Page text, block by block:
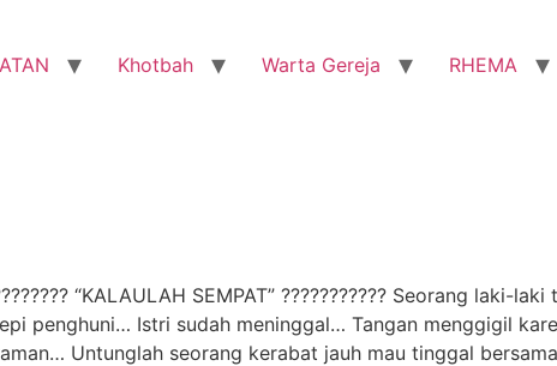
Khotbah Warta Gereja RHEMA
“KALAULAH SEMPAT” ??????????? Seorang laki-
penghuni… Istri sudah meninggal… Tangan menggigil
Untunglah seorang kerabat jauh mau tinggal